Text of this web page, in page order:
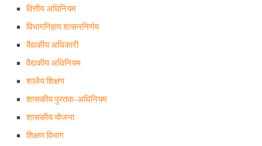
वित्तीय अधिनियम
विभागनिहाय शासननिर्णय
वैद्यकीय अधिकारी
वैद्यकीय अधिनियम
शालेय शिक्षण
शासकीय पुस्तक-अधिनियम
शासकीय योजना
शिक्षण विभाग